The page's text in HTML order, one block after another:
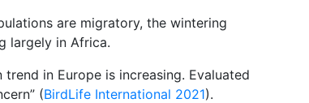
are migratory, the wintering
largely in Africa.
trend in Europe is increasing. Evaluated
(BirdLife International 2021).